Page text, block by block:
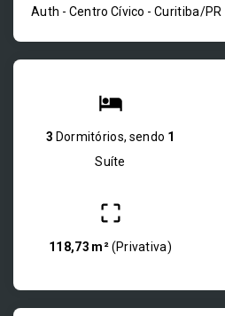
Auth - Centro Cívico - Curitiba/PR
3 Dormitórios, sendo 1
Suíte
118,73 m²(Privativa)